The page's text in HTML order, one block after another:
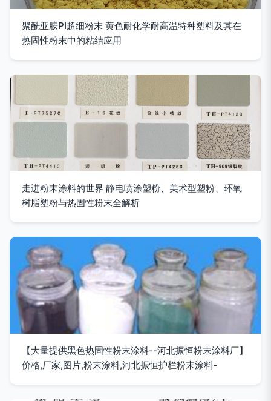
聚酰亚胺PI超细粉末 黄色耐化学耐高温特种塑料及其在
热固性粉末中的粘结应用
走进粉末涂料的世界 静电喷涂塑粉、美术型塑粉、环氧
树脂塑粉与热固性粉末全解析
【大量提供黑色热固性粉末涂料--河北振恒粉末涂料厂】
价格,厂家,图片,粉末涂料,河北振恒护栏粉末涂料-